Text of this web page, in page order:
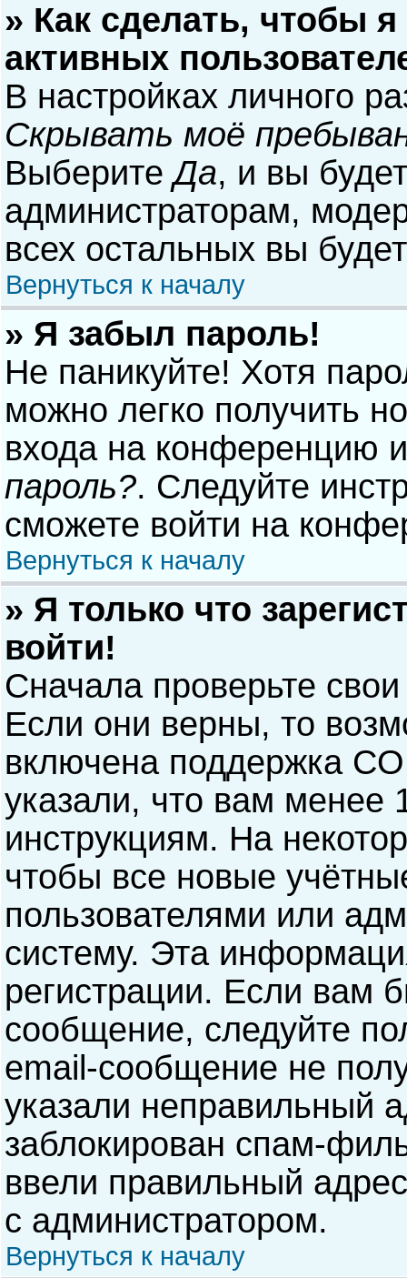
» Как сделать, чтобы
активных
В настройках личного
Скрывать моё
ВыберитеДа, и вы
администраторам,
всех остальных вы
Вернуться к началу
» Я забыл пароль!
Не паникуйте! Хотя
можно легко получить
входа на конференцию
пароль?. Следуйте
сможете войти на
Вернуться к началу
» Я только что
войти!
Сначала проверьте
Если они верны, то
включена поддержка
указали, что вам менее
инструкциям. На
чтобы все новые
пользователями или
систему. Эта
регистрации. Если вам
сообщение, следуйте
email-сообщение не
указали неправильный
заблокирован спам-
ввели правильный
с администратором.
Вернуться к началу